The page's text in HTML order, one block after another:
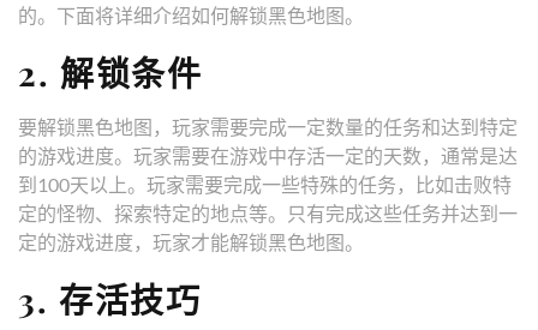
的。下面将详细介绍如何解锁黑色地图。
2. 解锁条件
要解锁黑色地图，玩家需要完成一定数量的任务和达到特定
的游戏进度。玩家需要在游戏中存活一定的天数，通常是达
到100天以上。玩家需要完成一些特殊的任务，比如击败特
定的怪物、探索特定的地点等。只有完成这些任务并达到一
定的游戏进度，玩家才能解锁黑色地图。
3. 存活技巧